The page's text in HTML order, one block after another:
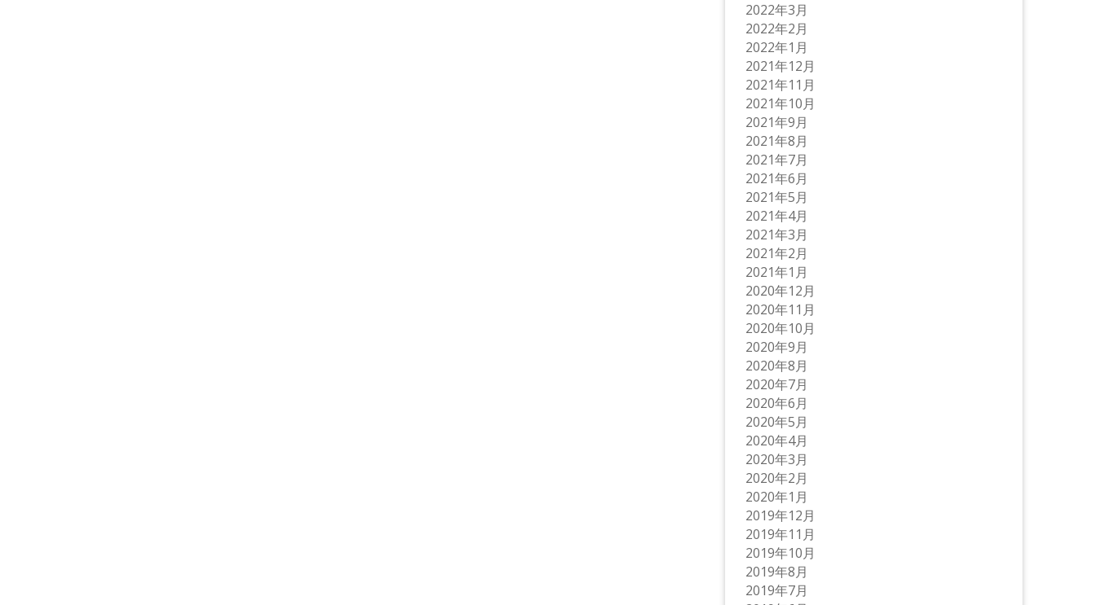
2022年3月
2022年2月
2022年1月
2021年12月
2021年11月
2021年10月
2021年9月
2021年8月
2021年7月
2021年6月
2021年5月
2021年4月
2021年3月
2021年2月
2021年1月
2020年12月
2020年11月
2020年10月
2020年9月
2020年8月
2020年7月
2020年6月
2020年5月
2020年4月
2020年3月
2020年2月
2020年1月
2019年12月
2019年11月
2019年10月
2019年8月
2019年7月